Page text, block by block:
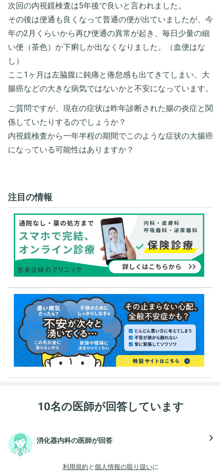
次回の内視鏡検査は5年後で良いと言われました。
その後は便通も良くなって普通の便が出ていましたが、今
年の2月くらいから再び便通の異常が起き、毎日少量の細
い便（茶色）か下痢しか出なくなりました。（血便はな
し）
ここ1ヶ月は左脇腹に鈍痛と倦怠感も出てきてしまい、大
腸癌などの大きな病気ではないかと不安になっています。
ご質問ですが、現在の症状は昨年診断された腸の炎症と関
係していたりするのでしょうか？
内視鏡検査から一年半程の期間でこのような症状の大腸癌
になっている可能性はありますか？
注目の情報
10名の医師が回答しています
消化器内科の医師が回答 navigate_next
利用規約 と 個人情報の取り扱いに